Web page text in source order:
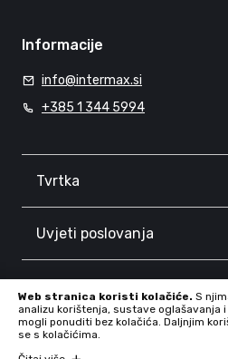
Informacije
info@intermax.si
+385 1 344 5994
Tvrtka
Uvjeti poslovanja
Web stranica koristi kolačiće. S
analizu korištenja, sustave oglašavanja
mogli ponuditi bez kolačića. Daljnjim
se s kolačićima.